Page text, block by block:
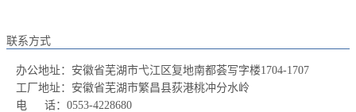
联系方式
办公地址：安徽省芜湖市弋江区复地南都荟写字楼1704-1707
工厂地址：安徽省芜湖市繁昌县荻港桃冲分水岭
电 话：0553-4228680